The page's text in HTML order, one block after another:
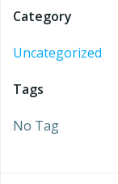
Category
Uncategorized
Tags
No Tag